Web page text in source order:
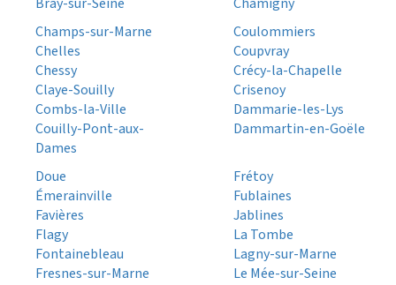
Bray-sur-Seine
Chamigny
Champs-sur-Marne
Chelles
Chessy
Claye-Souilly
Combs-la-Ville
Couilly-Pont-aux-
Dames
Coulommiers
Coupvray
Crécy-la-Chapelle
Crisenoy
Dammarie-les-Lys
Dammartin-en-Goële
Doue
Émerainville
Favières
Flagy
Fontainebleau
Fresnes-sur-Marne
Frétoy
Fublaines
Jablines
La Tombe
Lagny-sur-Marne
Le Mée-sur-Seine